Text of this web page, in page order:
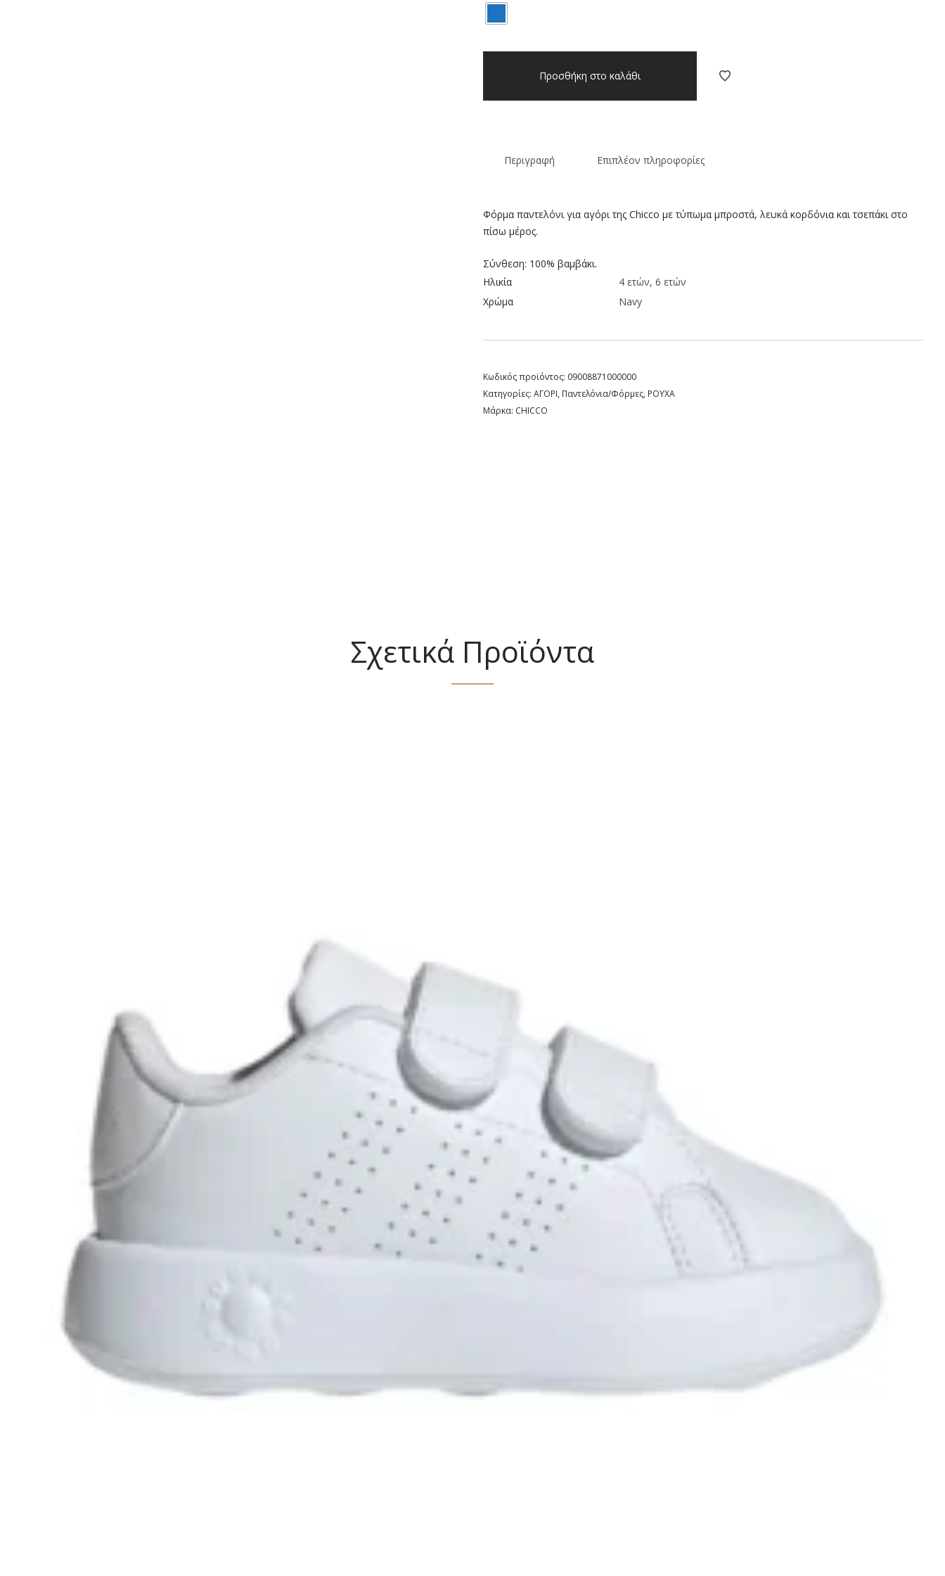
Προσθήκη στο καλάθι
Περιγραφή Επιπλέον πληροφορίες
Φόρμα παντελόνι για αγόρι της Chicco με τύπωμα μπροστά, λευκά κορδόνια και τσεπάκι στο
πίσω μέρος.
Σύνθεση: 100% βαμβάκι.
Ηλικία
4 ετών, 6 ετών
Χρώμα
Navy
Κωδικός προϊόντος: 09008871000000
Κατηγορίες: ΑΓΟΡΙ, Παντελόνια/Φόρμες, ΡΟΥΧΑ
Μάρκα: CHICCO
Σχετικά Προϊόντα